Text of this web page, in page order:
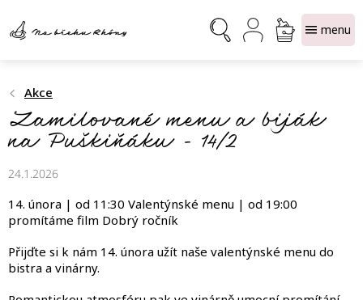
obsah
NÁKUPNÍ
KOŠÍK
Akce
Zamilované menu a biják
na Puškiňáku - 14/2
24.1.2026
14. února | od 11:30 Valentýnské menu | od 19:00
promítáme film Dobrý ročník
Přijďte si k nám 14. února užít naše valentýnské menu do
bistra a vinárny.